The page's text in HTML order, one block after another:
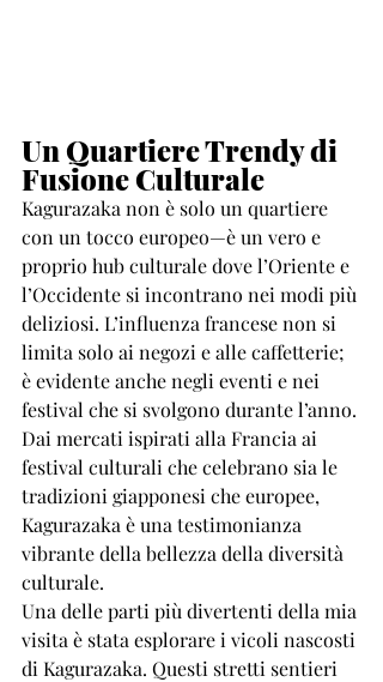
Un Quartiere Trendy di
Fusione Culturale
Kagurazaka non è solo un quartiere
con un tocco europeo—è un vero e
proprio hub culturale dove l’Oriente e
l’Occidente si incontrano nei modi più
deliziosi. L’influenza francese non si
limita solo ai negozi e alle caffetterie;
è evidente anche negli eventi e nei
festival che si svolgono durante l’anno.
Dai mercati ispirati alla Francia ai
festival culturali che celebrano sia le
tradizioni giapponesi che europee,
Kagurazaka è una testimonianza
vibrante della bellezza della diversità
culturale.
Una delle parti più divertenti della mia
visita è stata esplorare i vicoli nascosti
di Kagurazaka. Questi stretti sentieri